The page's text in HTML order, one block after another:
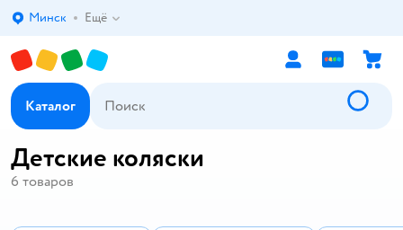
Выбор адреса доставки.
Минск Ещё
Каталог
Детские коляски
6 товаров